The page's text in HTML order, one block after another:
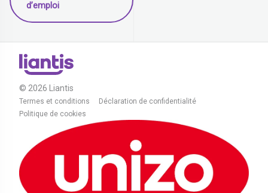
d’emploi
© 2026 Liantis
Termes et conditions
Déclaration de confidentialité
Politique de cookies